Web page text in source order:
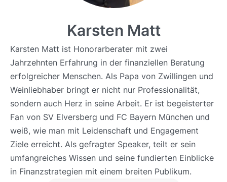
Karsten Matt
Karsten Matt ist Honorarberater mit zwei
Jahrzehnten Erfahrung in der finanziellen Beratung
erfolgreicher Menschen. Als Papa von Zwillingen und
Weinliebhaber bringt er nicht nur Professionalität,
sondern auch Herz in seine Arbeit. Er ist begeisterter
Fan von SV Elversberg und FC Bayern München und
weiß, wie man mit Leidenschaft und Engagement
Ziele erreicht. Als gefragter Speaker, teilt er sein
umfangreiches Wissen und seine fundierten Einblicke
in Finanzstrategien mit einem breiten Publikum.